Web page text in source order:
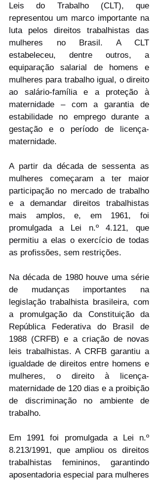
Leis do Trabalho (CLT), que
representou um marco importante na
luta pelos direitos trabalhistas das
mulheres no Brasil. A CLT
estabeleceu, dentre outros, a
equiparação salarial de homens e
mulheres para trabalho igual, o direito
ao salário-família e a proteção à
maternidade – com a garantia de
estabilidade no emprego durante a
gestação e o período de licença-
maternidade.
A partir da década de sessenta as
mulheres começaram a ter maior
participação no mercado de trabalho
e a demandar direitos trabalhistas
mais amplos, e, em 1961, foi
promulgada a Lei n.º 4.121, que
permitiu a elas o exercício de todas
as profissões, sem restrições.
Na década de 1980 houve uma série
de mudanças importantes na
legislação trabalhista brasileira, com
a promulgação da Constituição da
República Federativa do Brasil de
1988 (CRFB) e a criação de novas
leis trabalhistas. A CRFB garantiu a
igualdade de direitos entre homens e
mulheres, o direito à licença-
maternidade de 120 dias e a proibição
de discriminação no ambiente de
trabalho.
Em 1991 foi promulgada a Lei n.º
8.213/1991, que ampliou os direitos
trabalhistas femininos, garantindo
aposentadoria especial para mulheres